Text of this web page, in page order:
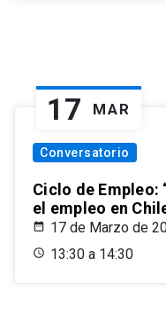
17 MAR
Conversatorio
Ciclo de Empleo:
el empleo en
17 de Marzo de
13:30 a 14:30